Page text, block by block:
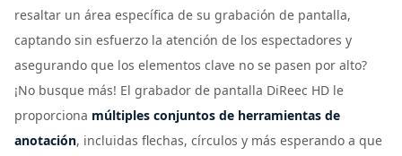
resaltar un área específica de su grabación de pantalla,
captando sin esfuerzo la atención de los espectadores y
asegurando que los elementos clave no se pasen por alto?
¡No busque más! El grabador de pantalla DiReec HD le
proporciona múltiples conjuntos de herramientas de
anotación, incluidas flechas, círculos y más esperando a que